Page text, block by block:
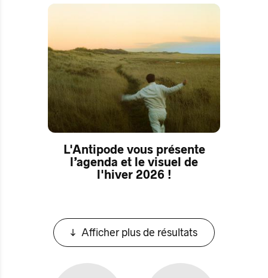
L'Antipode vous présente
l’agenda et le visuel de
l'hiver 2026 !
Afficher plus de résultats